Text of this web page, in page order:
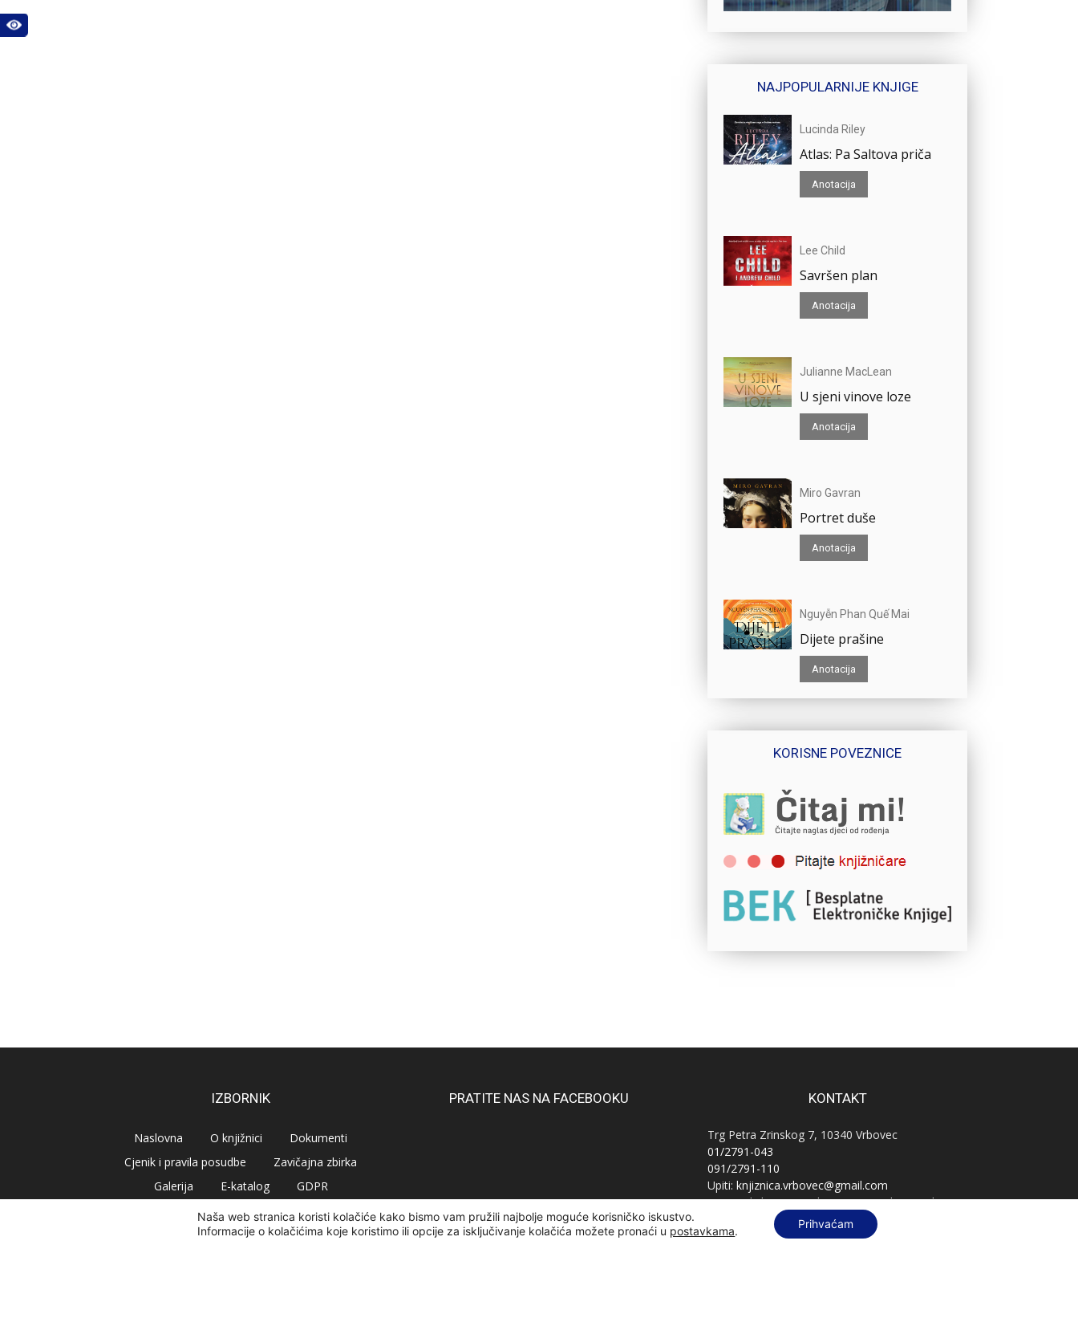
NAJPOPULARNIJE KNJIGE
Lucinda Riley
Atlas: Pa Saltova priča
Anotacija
Lee Child
Savršen plan
Anotacija
Julianne MacLean
U sjeni vinove loze
Anotacija
Miro Gavran
Portret duše
Anotacija
Nguyễn Phan Quế Mai
Dijete prašine
Anotacija
KORISNE POVEZNICE
IZBORNIK
Naslovna O knjižnici
Dokumenti
Cjenik i pravila posudbe
Zavičajna zbirka
Galerija
E-katalog GDPR
PRATITE NAS NA FACEBOOKU KONTAKT
Trg Petra Zrinskog 7, 10340 Vrbovec
01/2791-043
091/2791-110
Upiti: knjiznica.vrbovec@gmail.com
Ravnatelj:knjiznica.vrbovec.ravnatelj@gmail.com
76589521396
Naša web stranica koristi kolačiće kako bismo vam pružili najbolje moguće korisničko iskustvo.
Informacije o kolačićima koje koristimo ili opcije za isključivanje kolačića možete pronaći u postavkama.
Prihvaćam